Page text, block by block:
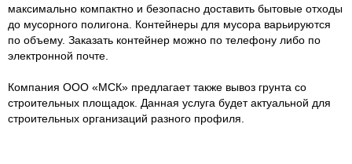
максимально компактно и безопасно доставить бытовые отходы
до мусорного полигона. Контейнеры для мусора варьируются
по объему. Заказать контейнер можно по телефону либо по
электронной почте.
Компания ООО «МСК» предлагает также вывоз грунта со
строительных площадок. Данная услуга будет актуальной для
строительных организаций разного профиля.